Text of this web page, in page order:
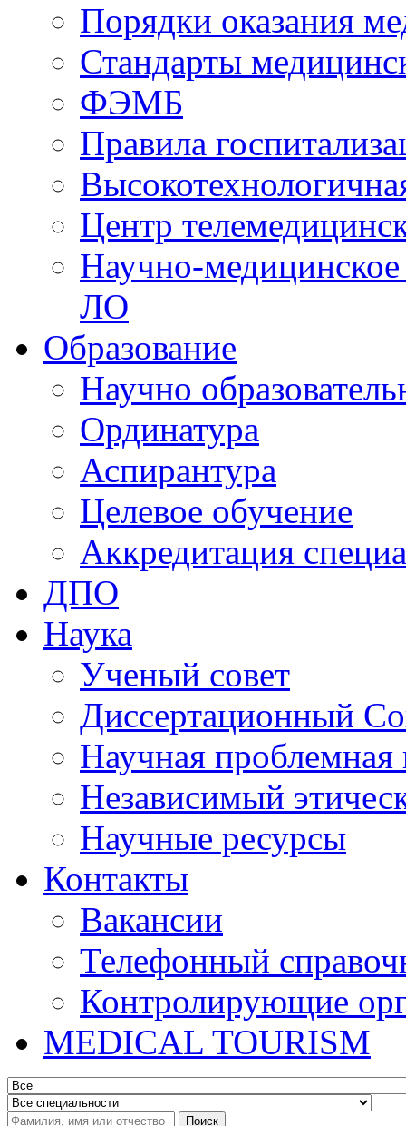
Порядки оказания
Стандарты
ФЭМБ
Правила
Центр
Научно-
ЛО
Образование
Научно
Ординатура
Аспирантура
Целевое обучение
Аккредитация
ДПО
Наука
Ученый совет
Диссертационный
Научная проблемная
Независимый
Научные ресурсы
Контакты
Вакансии
Телефонный
Контролирующие
MEDICAL TOURISM
Поиск